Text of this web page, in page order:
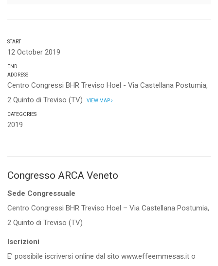
START
12 October 2019
END
ADDRESS
Centro Congressi BHR Treviso Hoel - Via Castellana Postumia,
2 Quinto di Treviso (TV)
VIEW MAP
CATEGORIES
2019
Congresso ARCA Veneto
Sede Congressuale
Centro Congressi BHR Treviso Hoel – Via Castellana Postumia,
2 Quinto di Treviso (TV)
Iscrizioni
E’ possibile iscriversi online dal sito www.effeemmesas.it o